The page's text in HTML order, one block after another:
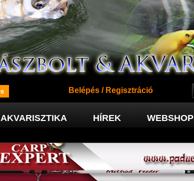
Belépés/ Regisztráció
AKVARISZTIKA HÍREK WEBSHOP